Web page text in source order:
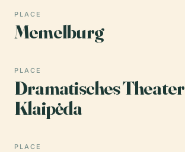
PLACE
Memelburg
PLACE
Dramatisches Theater
Klaipėda
PLACE